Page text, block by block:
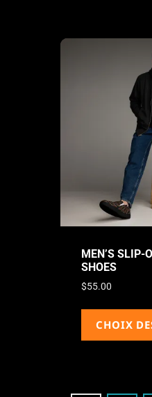
MEN’S SLIP-
SHOES
$55.00
CHOIX